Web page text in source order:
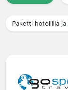
Paketti hotellilla ja